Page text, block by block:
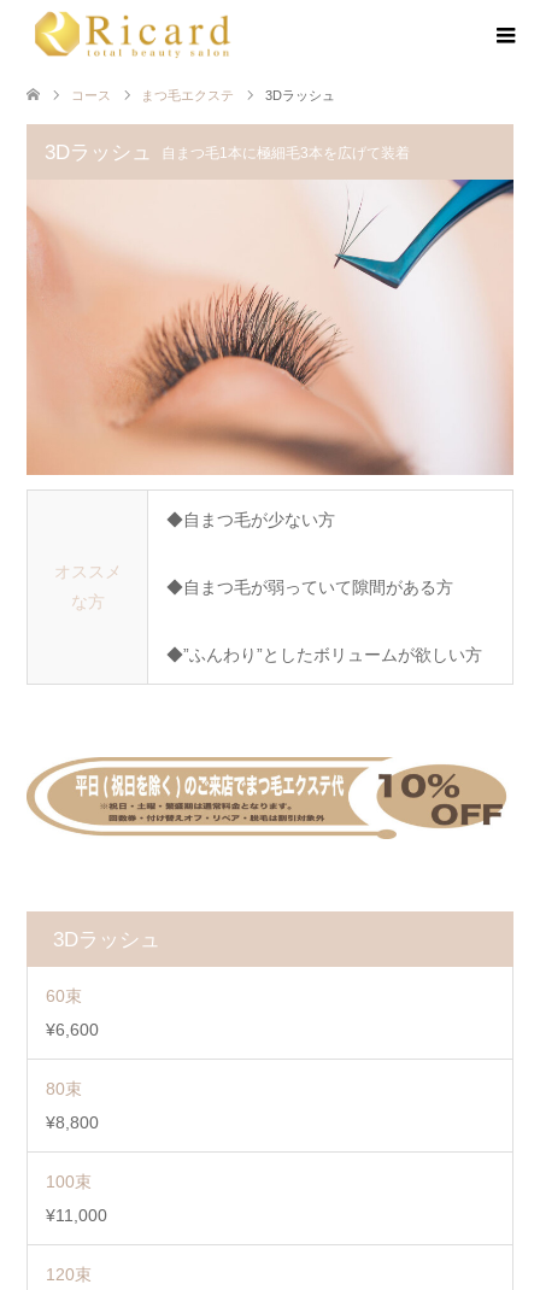
コース まつ毛エクステ 3Dラッシュ
3Dラッシュ 自まつ毛1本に極細毛3本を広げて装着
オススメ
な方
◆自まつ毛が少ない方
◆自まつ毛が弱っていて隙間がある方
◆”ふんわり”としたボリュームが欲しい方
3Dラッシュ
60束
¥6,600
80束
¥8,800
100束
¥11,000
120束